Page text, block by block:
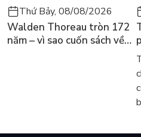
Thứ Bảy, 08/08/2026
Walden Thoreau tròn 172
năm – vì sao cuốn sách về